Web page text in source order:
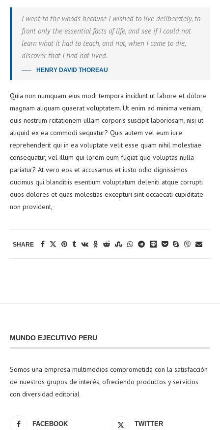
I went to the woods because I wished to live deliberately, to
front only the essential facts of life, and see if I could not
learn what it had to teach, and not, when I came to die,
discover that I had not lived.
HENRY DAVID THOREAU
Quia non numquam eius modi tempora incidunt ut labore et dolore
magnam aliquam quaerat voluptatem. Ut enim ad minima veniam,
quis nostrum rcitationem ullam corporis suscipit laboriosam, nisi ut
aliquid ex ea commodi sequatur? Quis autem vel eum iure
reprehenderit qui in ea voluptate velit esse quam nihil molestiae
consequatur, vel illum qui lorem eum fugiat quo voluptas nulla
pariatur? At vero eos et accusamus et iusto odio dignissimos
ducimus qui blanditiis esentium voluptatum deleniti atque corrupti
quos dolores et quas molestias excepturi sint occaecati cupiditate
non provident,
SHARE
MUNDO EJECUTIVO PERU
Somos una empresa multimedios comprometida con la satisfacción
de nuestros grupos de interés, ofreciendo productos y servicios
con diversidad editorial
FACEBOOK TWITTER